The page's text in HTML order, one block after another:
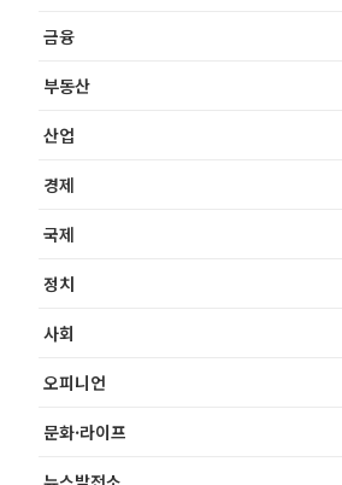
금융
부동산
산업
경제
국제
정치
사회
오피니언
문화·라이프